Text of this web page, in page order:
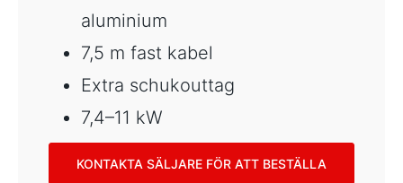
aluminium
7,5 m fast kabel
Extra schukouttag
7,4–11 kW
KONTAKTA SÄLJARE FÖR ATT BESTÄLLA